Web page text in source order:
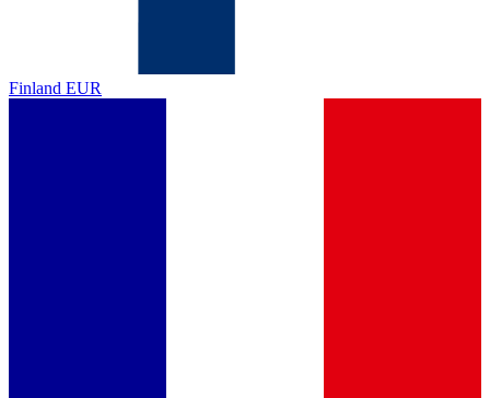
Finland EUR